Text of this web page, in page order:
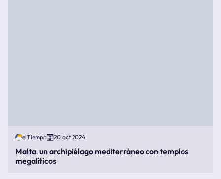
elTiempo 20 oct 2024
Malta, un archipiélago mediterráneo con templos
megalíticos